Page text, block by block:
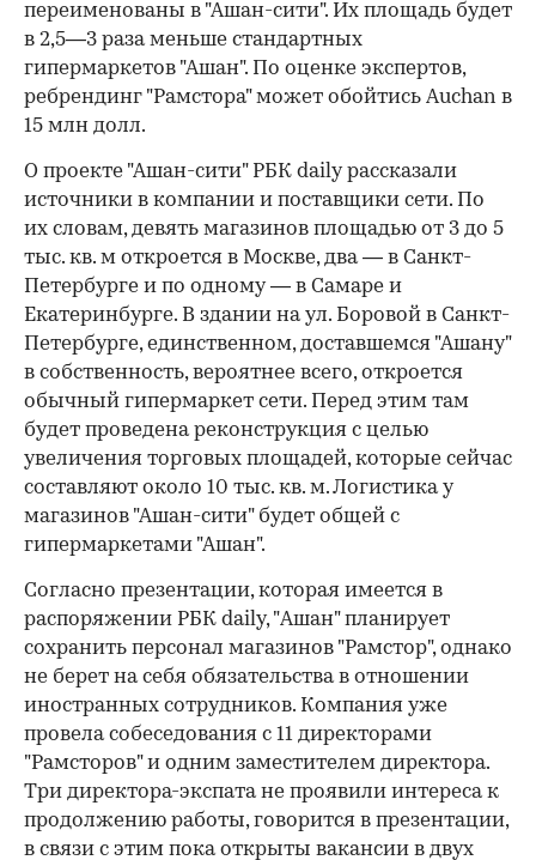
переименованы в "Ашан-сити". Их площадь будет
в 2,5—3 раза меньше стандартных
гипермаркетов "Ашан". По оценке экспертов,
ребрендинг "Рамстора" может обойтись Auchan в
15 млн долл.
О проекте "Ашан-сити" РБК daily рассказали
источники в компании и поставщики сети. По
их словам, девять магазинов площадью от 3 до 5
тыс. кв. м откроется в Москве, два — в Санкт-
Петербурге и по одному — в Самаре и
Екатеринбурге. В здании на ул. Боровой в Санкт-
Петербурге, единственном, доставшемся "Ашану"
в собственность, вероятнее всего, откроется
обычный гипермаркет сети. Перед этим там
будет проведена реконструкция с целью
увеличения торговых площадей, которые сейчас
составляют около 10 тыс. кв. м. Логистика у
магазинов "Ашан-сити" будет общей с
гипермаркетами "Ашан".
Согласно презентации, которая имеется в
распоряжении РБК daily, "Ашан" планирует
сохранить персонал магазинов "Рамстор", однако
не берет на себя обязательства в отношении
иностранных сотрудников. Компания уже
провела собеседования с 11 директорами
"Рамсторов" и одним заместителем директора.
Три директора-экспата не проявили интереса к
продолжению работы, говорится в презентации,
в связи с этим пока открыты вакансии в двух